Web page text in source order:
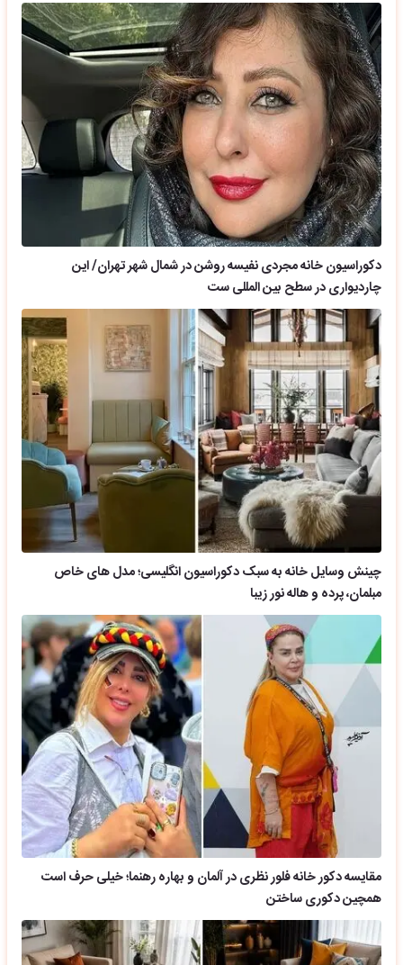
دکوراسیون خانه مجردی نفیسه روشن در شمال شهر تهران/ این
چاردیواری در سطح بین المللی ست
چینش وسایل خانه به سبک دکوراسیون انگلیسی؛ مدل های خاص
مبلمان، پرده و هاله نور زیبا
مقایسه دکور خانه فلور نظری در آلمان و بهاره رهنما؛ خیلی حرف است
همچین دکوری ساختن